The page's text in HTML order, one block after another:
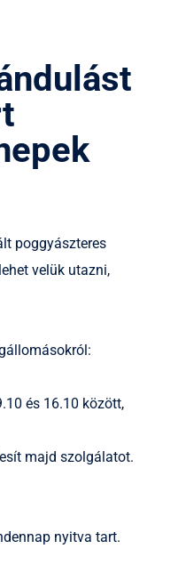
poggyászteres
velük utazni,
és 16.10 között,
majd szolgálatot.
nyitva tart.